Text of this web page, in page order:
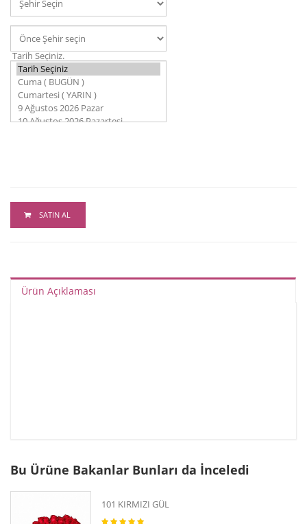
Tarih Seçiniz.
SATIN AL
Ürün Açıklaması
Bu Ürüne Bakanlar Bunları da İnceledi
101 KIRMIZI GÜL